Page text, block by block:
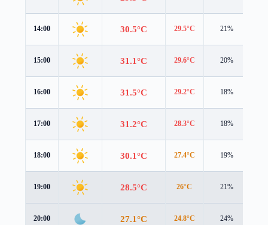
14:00 30.5°C 29.5°C 21%
15:00 31.1°C 29.6°C 20%
16:00 31.5°C 29.2°C 18%
17:00 31.2°C 28.3°C 18%
18:00 30.1°C 27.4°C 19%
19:00 28.5°C 26°C 21%
20:00 27.1°C 24.8°C 24%